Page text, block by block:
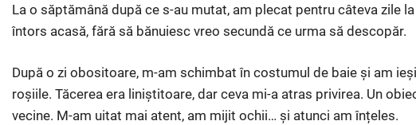
La o săptămână după ce s-au mutat, am plecat pentru câteva zile
întors acasă, fără să bănuiesc vreo secundă ce urma să descopăr.
După o zi obositoare, m-am schimbat în costumul de baie și am
roșiile. Tăcerea era liniștitoare, dar ceva mi-a atras privirea. Un
vecine. M-am uitat mai atent, am mijit ochii… și atunci am înțeles.